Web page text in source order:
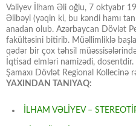
Vəliyev İlham Əli oğlu, 7 oktyabr
Əlibəyi (yəqin ki, bu kəndi hamı
anadan olub. Azərbaycan Dövlət
fakültəsini bitirib. Müəllimliklə
qədər bir çox təhsil
İqtisad elmləri namizədi,
Şamaxı Dövlət Regional Kollecinə
YAXINDAN TANIYAQ:
İLHAM VƏLİYEV –